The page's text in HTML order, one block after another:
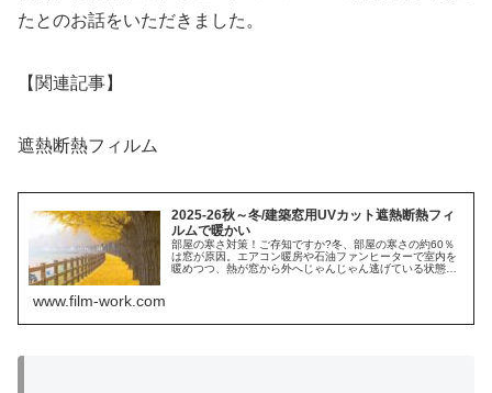
たとのお話をいただきました。
【関連記事】
遮熱断熱フィルム
2025-26秋～冬/建築窓用UVカット遮熱断熱フィ
ルムで暖かい
部屋の寒さ対策！ご存知ですか?冬、部屋の寒さの約60％
は窓が原因。エアコン暖房や石油ファンヒーターで室内を
暖めつつ、熱が窓から外へじゃんじゃん逃げている状態。
www.film-work.com